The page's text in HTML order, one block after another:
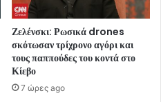
Ζελένσκι: Ρωσικά drones
σκότωσαν τρίχρονο αγόρι και
τους παππούδες του κοντά στο
Κίεβο
7 ώρες ago